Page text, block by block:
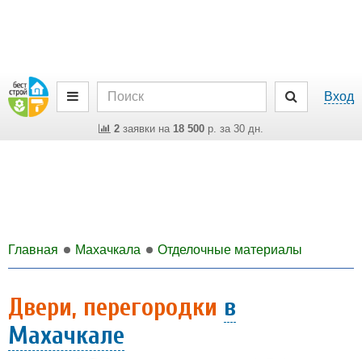
Вход
2 заявки на 18 500 р. за 30 дн.
Главная Махачкала Отделочные материалы
Двери, перегородки в
Махачкале